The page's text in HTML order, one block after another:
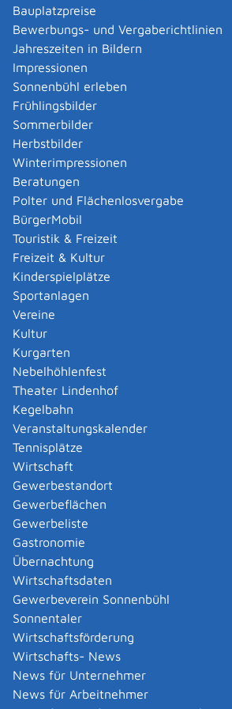
Bauplatzpreise
Bewerbungs- und Vergaberichtlinien
Jahreszeiten in Bildern
Impressionen
Sonnenbühl erleben
Frühlingsbilder
Sommerbilder
Herbstbilder
Winterimpressionen
Beratungen
Polter und Flächenlosvergabe
BürgerMobil
Touristik & Freizeit
Freizeit & Kultur
Kinderspielplätze
Sportanlagen
Vereine
Kultur
Kurgarten
Nebelhöhlenfest
Theater Lindenhof
Kegelbahn
Veranstaltungskalender
Tennisplätze
Wirtschaft
Gewerbestandort
Gewerbeflächen
Gewerbeliste
Gastronomie
Übernachtung
Wirtschaftsdaten
Gewerbeverein Sonnenbühl
Sonnentaler
Wirtschaftsförderung
Wirtschafts- News
News für Unternehmer
News für Arbeitnehmer
ein biometrisches Lichtbild nach
Bestimmungen der
mm, Hochformat,
Sehtestbescheinigung (nicht älter
Nachweis über die Teilnahme an
Erster Hilfe
Angaben zur Fahrschule
Kosten
Die Gebühr richtet sich nach der
Maßnahmen im Straßenverkehr
Bei Direktversand des Führerscheins
Wohnanschrift fällt eine zusätzliche
Bearbeitungsdauer
Die Bearbeitungsdauer richtet sich je
Hinweise
Die erste Fahrerlaubnis (mit
T) erhalten Sie auf Probe. Die
Vertiefende Informationen
BMDV: Übersicht über die
Bundesdruckerei: Fotomustertafel
Rechtsgrundlage
Straßenverkehrsgesetz (StVG)
§ 2 Fahrerlaubnis und Führerschein
Fahrerlaubnis-Verordnung (FeV)
§ 7 bis 25
Gebührenordnung für Maßnahmen im
(GebOSt)
Freigabevermerk